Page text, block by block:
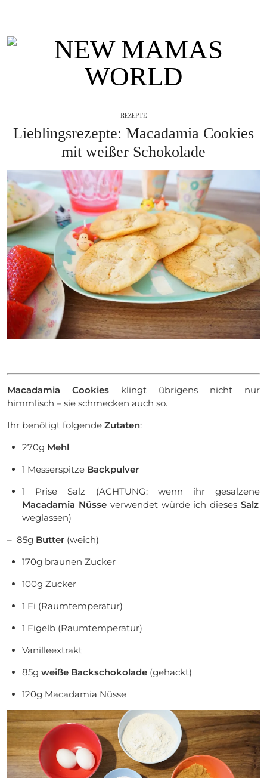
REZEPTE
Lieblingsrezepte: Macadamia Cookies
mit weißer Schokolade
Macadamia Cookies klingt übrigens nicht nur
himmlisch – sie schmecken auch so.
Ihr benötigt folgende Zutaten:
270g Mehl
1 Messerspitze Backpulver
1 Prise Salz (ACHTUNG: wenn ihr gesalzene
Macadamia Nüsse verwendet würde ich diesesSalz
weglassen)
– 85g Butter (weich)
170g braunen Zucker
100g Zucker
1 Ei (Raumtemperatur)
1 Eigelb (Raumtemperatur)
Vanilleextrakt
85g weiße Backschokolade (gehackt)
120g Macadamia Nüsse